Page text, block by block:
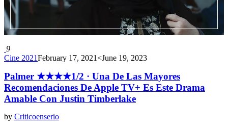
9
Cine 2021February 17, 2021<June 19, 2023
Palmer ★★★★1/2 · Una De Las Mayores
Recomendaciones De Apple TV+ Es Este Drama
Amable Con Justin Timberlake
by Criticoenserio